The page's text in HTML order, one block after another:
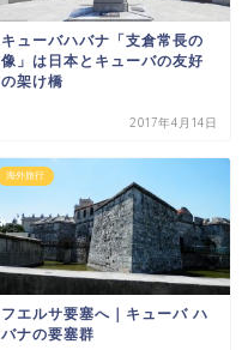
キューバハバナ「支倉常長の
像」は日本とキューバの友好
の架け橋
2017年4月14日
海外旅行
フエルサ要塞へ｜キューバ ハ
バナの要塞群